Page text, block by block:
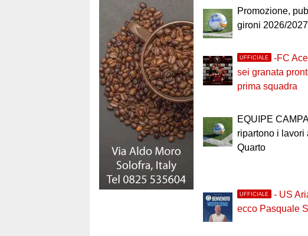
Promozione,
gironi 2026/2027
UFFICIALE
-FC
sei granata
prima squadra
EQUIPE
ripartono i lavori
Quarto
UFFICIALE
- US
ecco Pasquale